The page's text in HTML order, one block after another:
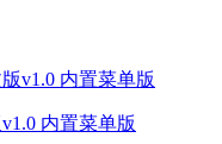
内置菜单版